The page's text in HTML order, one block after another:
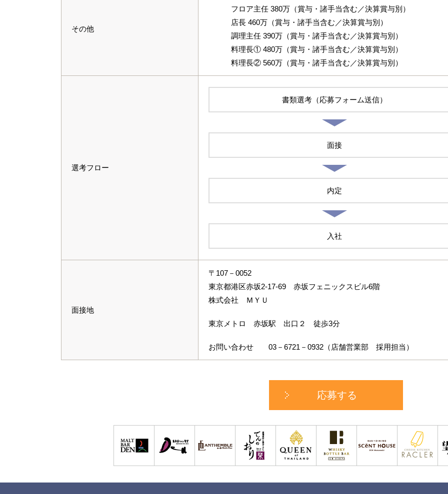
その他
フロア主任 380万（賞与・諸手当含む／決算賞与別）
店長 460万（賞与・諸手当含む／決算賞与別）
調理主任 390万（賞与・諸手当含む／決算賞与別）
料理長① 480万（賞与・諸手当含む／決算賞与別）
料理長② 560万（賞与・諸手当含む／決算賞与別）
選考フロー
書類選考（応募フォーム送信）
面接
内定
入社
面接地
〒107－0052
東京都港区赤坂2-17-69 赤坂フェニックスビル6階
株式会社 ＭＹＵ
東京メトロ 赤坂駅 出口２ 徒歩3分
お問い合わせ 03－6721－0932（店舗営業部 採用担当）
応募する